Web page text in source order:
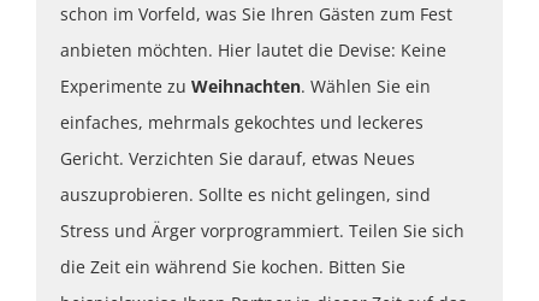
schon im Vorfeld, was Sie Ihren Gästen zum Fest
anbieten möchten. Hier lautet die Devise: Keine
Experimente zu Weihnachten. Wählen Sie ein
einfaches, mehrmals gekochtes und leckeres
Gericht. Verzichten Sie darauf, etwas Neues
auszuprobieren. Sollte es nicht gelingen, sind
Stress und Ärger vorprogrammiert. Teilen Sie sich
die Zeit ein während Sie kochen. Bitten Sie